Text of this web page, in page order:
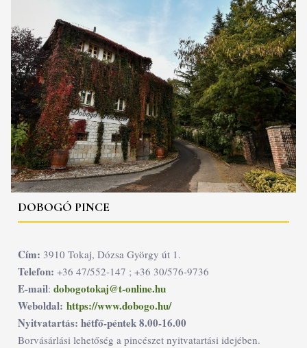
DOBOGÓ PINCE
Cím: 3910 Tokaj, Dózsa György út 1.
Telefon: +36 47/552-147 ; +36 30/576-9736
E-mail: dobogotokaj@t-online.hu
Weboldal: https://www.dobogo.hu/
Nyitvatartás: hétfő-péntek 8.00-16.00
Borvásárlási lehetőség a pincészet nyitvatartási idejében.